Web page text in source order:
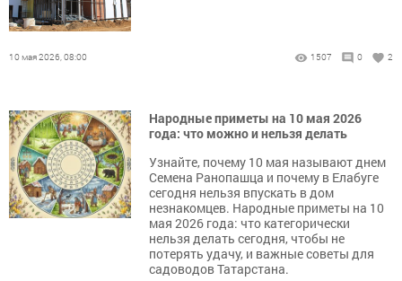
10 мая 2026, 08:00 1507 0 2
Народные приметы на 10 мая 2026
года: что можно и нельзя делать
Узнайте, почему 10 мая называют днем
Семена Ранопашца и почему в Елабуге
сегодня нельзя впускать в дом
незнакомцев. Народные приметы на 10
мая 2026 года: что категорически
нельзя делать сегодня, чтобы не
потерять удачу, и важные советы для
садоводов Татарстана.